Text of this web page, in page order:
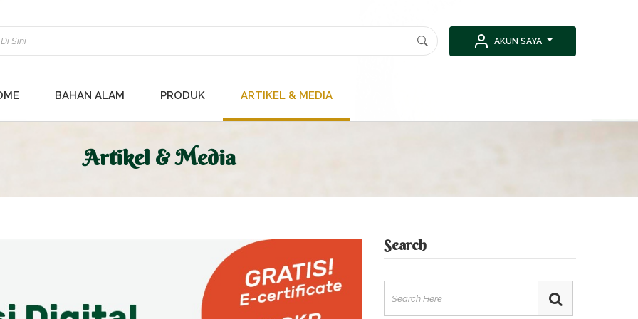
AKUN SAYA
BAHAN ALAM PRODUK ARTIKEL & MEDIA
Artikel & Media
Search